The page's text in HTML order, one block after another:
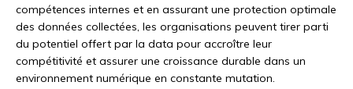
compétences internes et en assurant une protection optimale
des données collectées, les organisations peuvent tirer parti
du potentiel offert par la data pour accroître leur
compétitivité et assurer une croissance durable dans un
environnement numérique en constante mutation.